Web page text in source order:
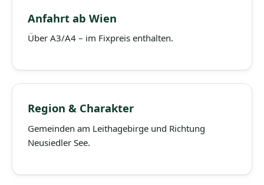
Anfahrt ab Wien
Über A3/A4 – im Fixpreis enthalten.
Region & Charakter
Gemeinden am Leithagebirge und Richtung
Neusiedler See.